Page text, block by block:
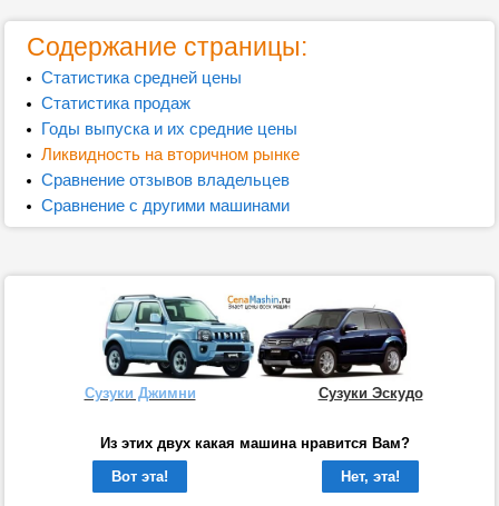
Содержание страницы:
Статистика средней цены
Статистика продаж
Годы выпуска и их средние цены
Ликвидность на вторичном рынке
Сравнение отзывов владельцев
Сравнение с другими машинами
Сузуки Джимни Сузуки Эскудо
Из этих двух какая машина нравится Вам?
Вот эта!
Нет, эта!